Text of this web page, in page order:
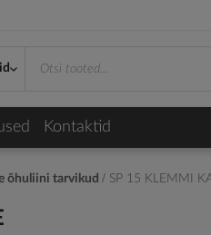
Kontaktid
õhuliini tarvikud SP 15 KLEMMI